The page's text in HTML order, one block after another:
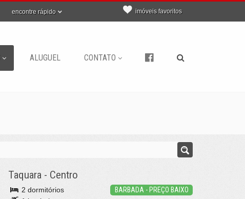
encontre rápido imóveis favoritos
ALUGUEL CONTATO
Taquara - Centro
BARBADA - PREÇO BAIXO
2 dormitórios